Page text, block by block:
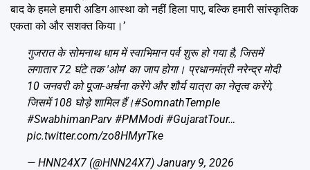
बाद के हमले हमारी अडिग आस्था को नहीं हिला पाए, बल्कि हमारी सांस्कृतिक
एकता को और सशक्त किया।’
गुजरात के सोमनाथ धाम में स्वाभिमान पर्व शुरू हो गया है, जिसमें
लगातार 72 घंटे तक 'ओम' का जाप होगा। प्रधानमंत्री नरेन्द्र मोदी
10 जनवरी को पूजा-अर्चना करेंगे और शौर्य यात्रा का नेतृत्व करेंगे,
जिसमें 108 घोड़े शामिल हैं।#SomnathTemple
#SwabhimanParv #PMModi #GujaratTour…
pic.twitter.com/zo8HMyrTke
— HNN24X7 (@HNN24X7) January 9, 2026